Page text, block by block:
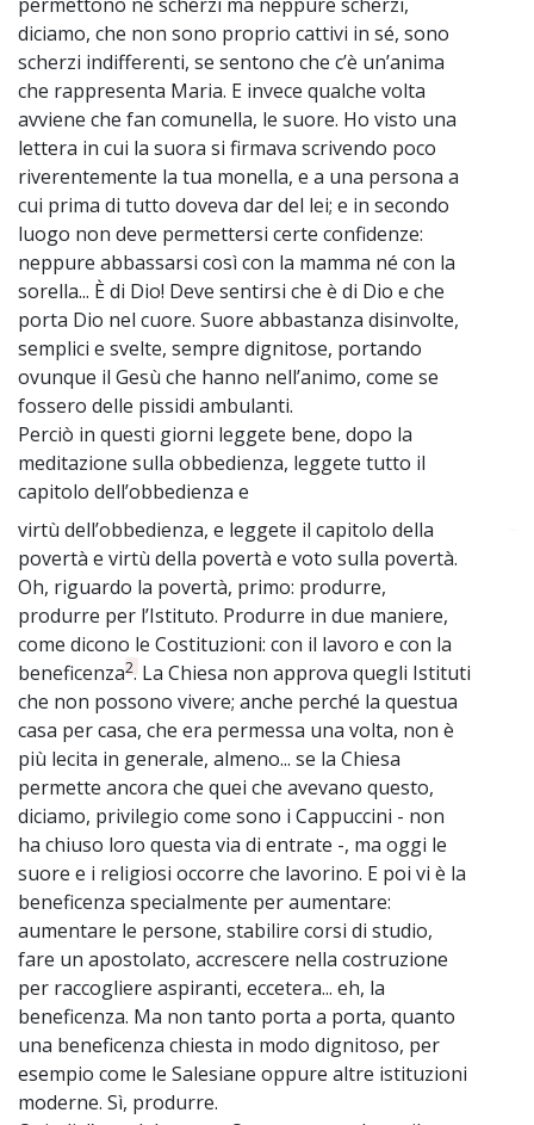
diciamo, che non sono proprio cattivi in sé, sono
scherzi indifferenti, se sentono che c’è un’anima
che rappresenta Maria. E invece qualche volta
avviene che fan comunella, le suore. Ho visto una
lettera in cui la suora si firmava scrivendo poco
riverentemente la tua monella, e a una persona a
cui prima di tutto doveva dar del lei; e in secondo
luogo non deve permettersi certe confidenze:
neppure abbassarsi così con la mamma né con la
sorella... È di Dio! Deve sentirsi che è di Dio e che
porta Dio nel cuore. Suore abbastanza disinvolte,
semplici e svelte, sempre dignitose, portando
ovunque il Gesù che hanno nell’animo, come se
fossero delle pissidi ambulanti.
Perciò in questi giorni leggete bene, dopo la
meditazione sulla obbedienza, leggete tutto il
capitolo dell’obbedienza e
virtù dell’obbedienza, e leggete il capitolo della
povertà e virtù della povertà e voto sulla povertà.
Oh, riguardo la povertà, primo: produrre,
produrre per l’Istituto. Produrre in due maniere,
come dicono le Costituzioni: con il lavoro e con la
beneficenza2. La Chiesa non approva quegli Istituti
che non possono vivere; anche perché la questua
casa per casa, che era permessa una volta, non è
più lecita in generale, almeno... se la Chiesa
permette ancora che quei che avevano questo,
diciamo, privilegio come sono i Cappuccini - non
ha chiuso loro questa via di entrate -, ma oggi le
suore e i religiosi occorre che lavorino. E poi vi è la
beneficenza specialmente per aumentare:
aumentare le persone, stabilire corsi di studio,
fare un apostolato, accrescere nella costruzione
per raccogliere aspiranti, eccetera... eh, la
beneficenza. Ma non tanto porta a porta, quanto
una beneficenza chiesta in modo dignitoso, per
esempio come le Salesiane oppure altre istituzioni
moderne. Sì, produrre.